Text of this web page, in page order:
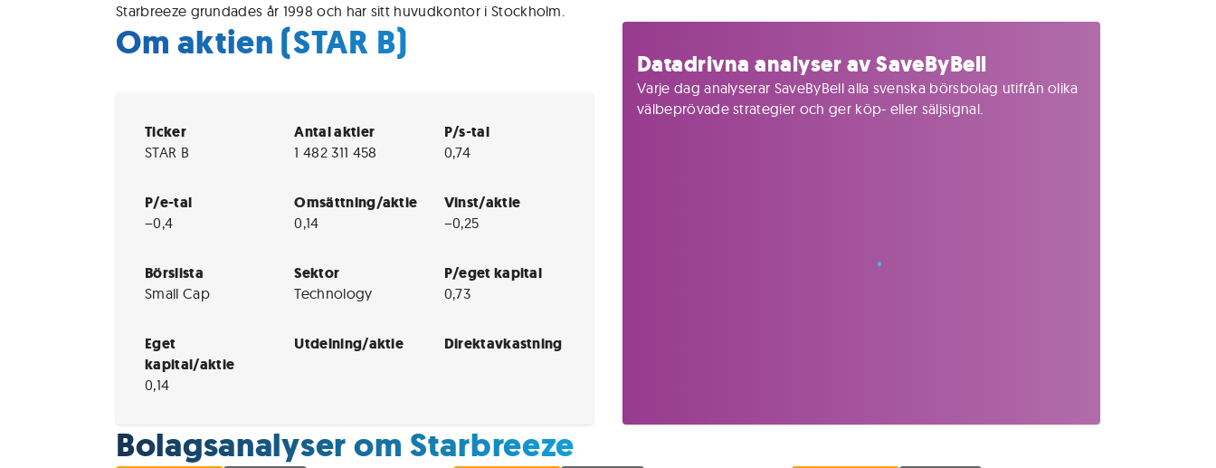
Starbreeze grundades år 1998 och har sitt huvudkontor i Stockholm.
Om aktien (STAR B)
Ticker
STAR B
Antal aktier
1 482 311 458
P/s-tal
0,74
P/e-tal
−0,4
Omsättning/aktie
0,14
Vinst/aktie
−0,25
Börslista
Small Cap
Sektor
Technology
P/eget kapital
0,73
Eget
kapital/aktie
0,14
Utdelning/aktie Direktavkastning
Datadrivna analyser av SaveByBell
Varje dag analyserar SaveByBell alla svenska börsbolag utifrån olika
välbeprövade strategier och ger köp- eller säljsignal.
Bolagsanalyser om Starbreeze